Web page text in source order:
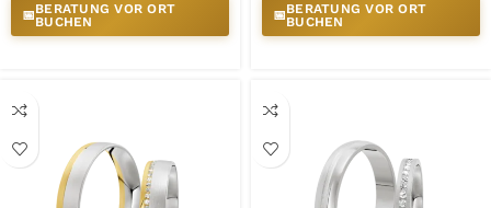
📅BERATUNG VOR ORT
BUCHEN
📅BERATUNG VOR ORT
BUCHEN